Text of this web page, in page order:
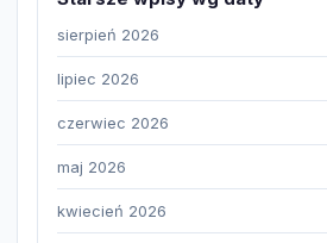
sierpień 2026
lipiec 2026
czerwiec 2026
maj 2026
kwiecień 2026